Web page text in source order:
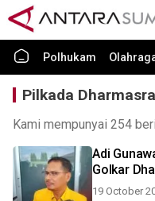
Polhukam
Pilkada
Kami mempunyai 254
Adi
Golkar
19 October